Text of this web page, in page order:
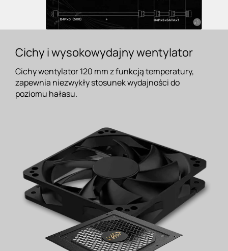
Cichy i wysokowydajny wentylator
Cichy wentylator 120 mm z funkcją temperatury,
zapewnia niezwykły stosunek wydajności do
poziomu hałasu.